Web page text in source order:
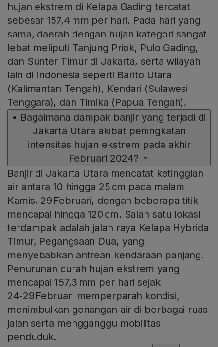
hujan ekstrem di Kelapa Gading tercatat
sebesar 157,4 mm per hari. Pada hari yang
sama, daerah dengan hujan kategori sangat
lebat meliputi Tanjung Priok, Pulo Gading,
dan Sunter Timur di Jakarta, serta wilayah
lain di Indonesia seperti Barito Utara
(Kalimantan Tengah), Kendari (Sulawesi
Tenggara), dan Timika (Papua Tengah).
• Bagaimana dampak banjir yang terjadi di
Jakarta Utara akibat peningkatan
intensitas hujan ekstrem pada akhir
Februari 2024?
Banjir di Jakarta Utara mencatat ketinggian
air antara 10 hingga 25 cm pada malam
Kamis, 29 Februari, dengan beberapa titik
mencapai hingga 120 cm. Salah satu lokasi
terdampak adalah jalan raya Kelapa Hybrida
Timur, Pegangsaan Dua, yang
menyebabkan antrean kendaraan panjang.
Penurunan curah hujan ekstrem yang
mencapai 157,3 mm per hari sejak
24‑29 Februari memperparah kondisi,
menimbulkan genangan air di berbagai ruas
jalan serta mengganggu mobilitas
penduduk.